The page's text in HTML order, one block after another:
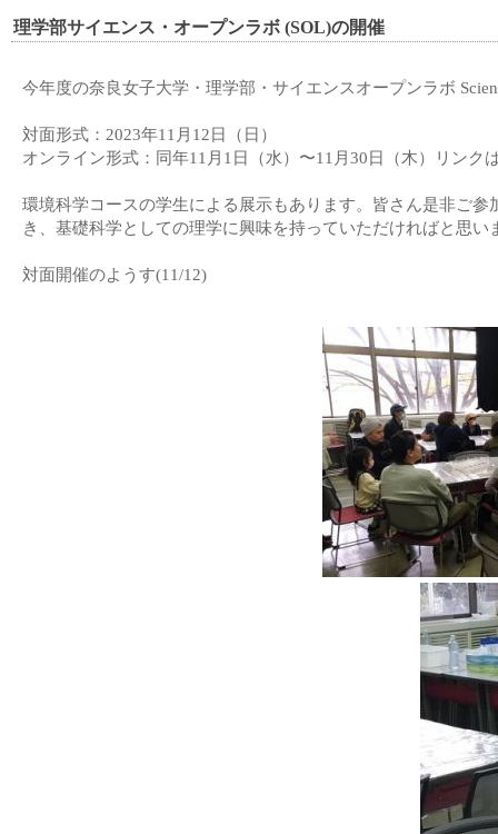
理学部サイエンス・オープンラボ (SOL)の開催
今年度の奈良女子大学・理学部・サイエンスオープンラボ
対面形式：2023年11月12日（日）
オンライン形式：同年11月1日（水）〜11月30日（木）リンク
環境科学コースの学生による展示もあります。皆さん是非ご
き、基礎科学としての理学に興味を持っていただければと思い
対面開催のようす(11/12)